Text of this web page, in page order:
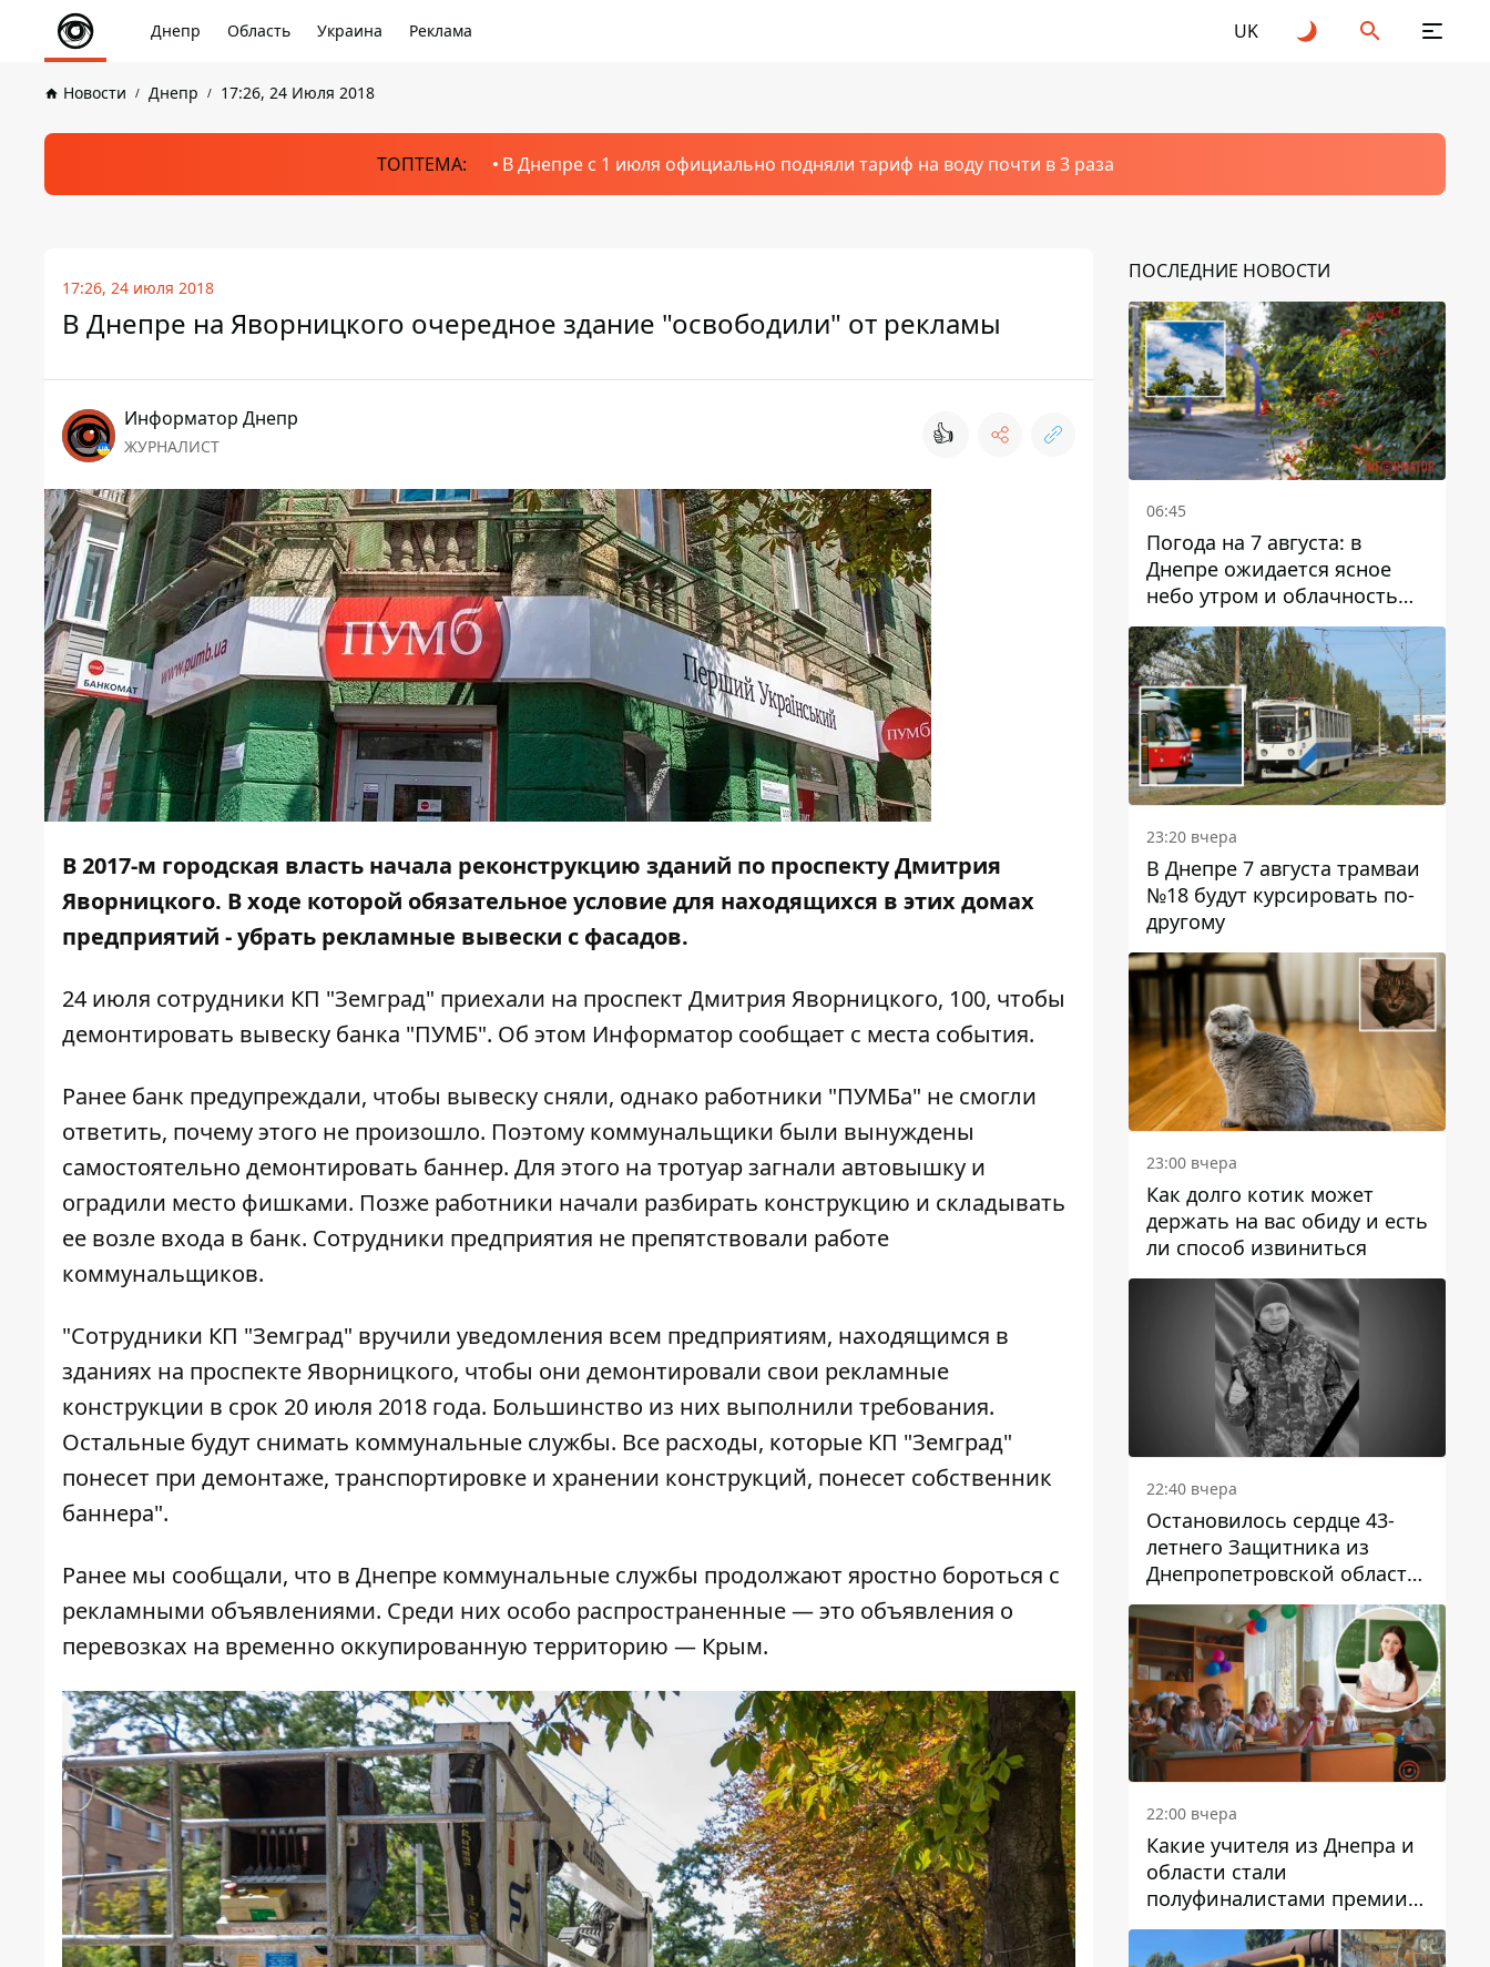
Днепр Область Украина Реклама UK
Новости Днепр 17:26, 24 Июля 2018
ТОПТЕМА: В Днепре с 1 июля официально подняли тариф на воду почти в 3 раза
17:26, 24 июля 2018
В Днепре на Яворницкого очередное здание "освободили" от рекламы
Информатор Днепр
ЖУРНАЛИСТ 👍
В 2017-м городская власть начала реконструкцию зданий по проспекту Дмитрия
Яворницкого. В ходе которой обязательное условие для находящихся в этих домах
предприятий - убрать рекламные вывески с фасадов.
24 июля сотрудники КП "Земград" приехали на проспект Дмитрия Яворницкого, 100, чтобы
демонтировать вывеску банка "ПУМБ". Об этом Информатор сообщает с места события.
Ранее банк предупреждали, чтобы вывеску сняли, однако работники "ПУМБа" не смогли
ответить, почему этого не произошло. Поэтому коммунальщики были вынуждены
самостоятельно демонтировать баннер. Для этого на тротуар загнали автовышку и
оградили место фишками. Позже работники начали разбирать конструкцию и складывать
ее возле входа в банк. Сотрудники предприятия не препятствовали работе
коммунальщиков.
"Сотрудники КП "Земград" вручили уведомления всем предприятиям, находящимся в
зданиях на проспекте Яворницкого, чтобы они демонтировали свои рекламные
конструкции в срок 20 июля 2018 года. Большинство из них выполнили требования.
Остальные будут снимать коммунальные службы. Все расходы, которые КП "Земград"
понесет при демонтаже, транспортировке и хранении конструкций, понесет собственник
баннера".
Ранее мы сообщали, что в Днепре коммунальные службы продолжают яростно бороться с
рекламными объявлениями. Среди них особо распространенные — это объявления о
перевозках на временно оккупированную территорию — Крым.
ПОСЛЕДНИЕ НОВОСТИ
06:45
Погода на 7 августа: в
Днепре ожидается ясное
небо утром и облачность
после обеда
23:20 вчера
В Днепре 7 августа трамваи
№18 будут курсировать по-
другому
23:00 вчера
Как долго котик может
держать на вас обиду и есть
ли способ извиниться
22:40 вчера
Остановилось сердце 43-
летнего Защитника из
Днепропетровской области
Евгения Зинченко
22:00 вчера
Какие учителя из Днепра и
области стали
полуфиналистами премии
Global Teacher Prize Ukraine
2026